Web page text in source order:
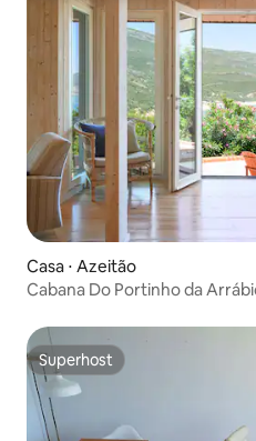
Casa ⋅ Azeitão
Cabana Do Portinho da
Superhost
Superhost